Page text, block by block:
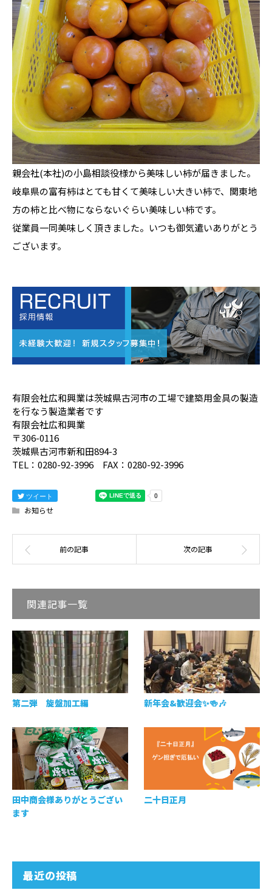
親会社(本社)の小島相談役様から美味しい柿が届きました。
岐阜県の富有柿はとても甘くて美味しい大きい柿で、関東地
方の柿と比べ物にならないぐらい美味しい柿です。
従業員一同美味しく頂きました。いつも御気遣いありがとう
ございます。
有限会社広和興業は茨城県古河市の工場で建築用金具の製造
を行なう製造業者です
有限会社広和興業
〒306-0116
茨城県古河市新和田894-3
TEL：0280-92-3996 FAX：0280-92-3996
ツイート
お知らせ
関連記事一覧
第二弾 旋盤加工編 新年会&歓迎会✨🍻🎶
田中商会様ありがとうござい
ます
二十日正月
最近の投稿